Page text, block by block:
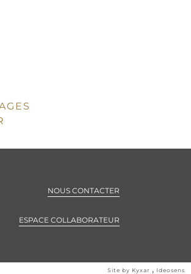
NOUS CONTACTER
ESPACE COLLABORATEUR
Site by Kyxar , Ideosens